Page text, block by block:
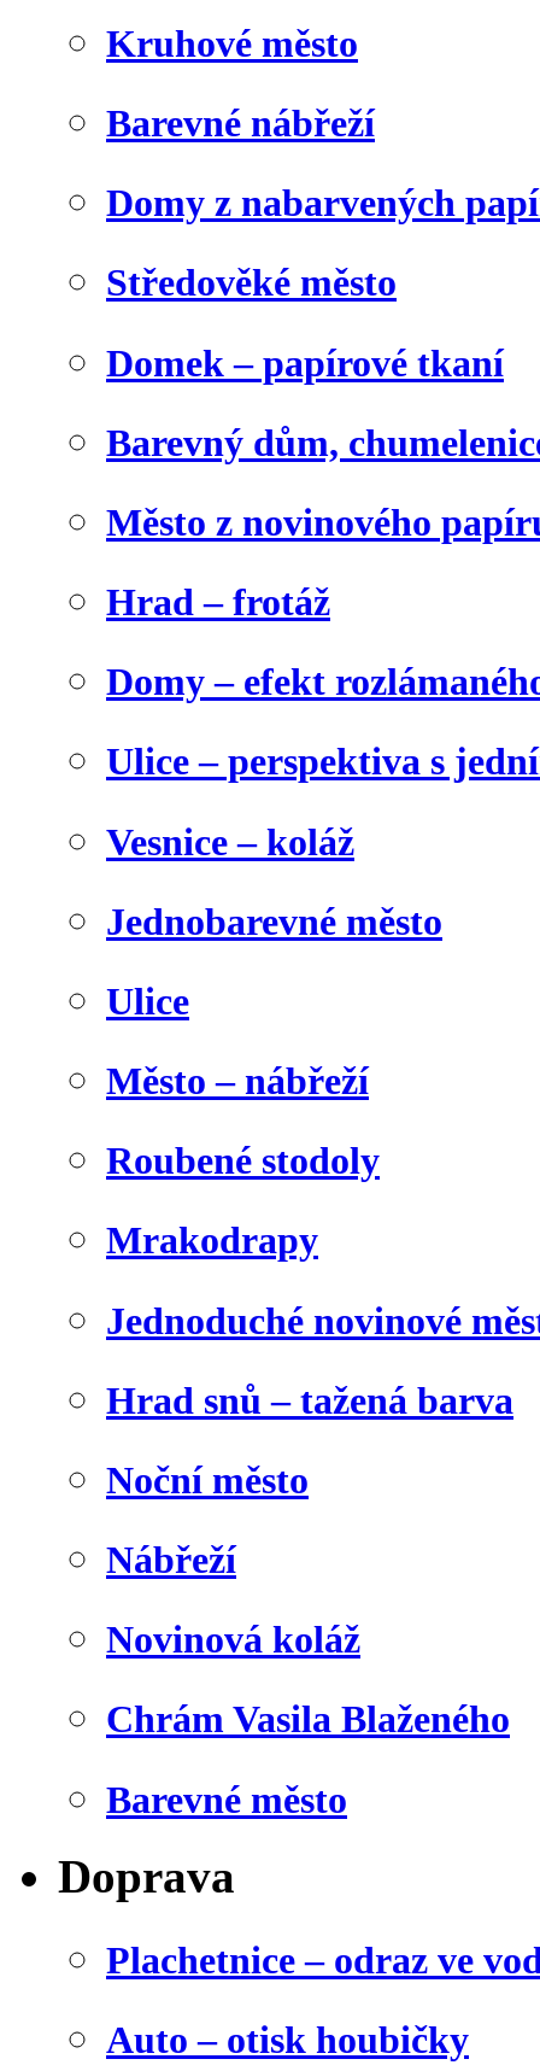
Kruhové město
Barevné nábřeží
Domy z nabarvených
Středověké město
Domek – papírové tkaní
Barevný dům,
Město z novinového
Hrad – frotáž
Domy – efekt
Ulice – perspektiva s
Vesnice – koláž
Jednobarevné město
Ulice
Město – nábřeží
Roubené stodoly
Mrakodrapy
Jednoduché novinové
Hrad snů – tažená barva
Noční město
Nábřeží
Novinová koláž
Chrám Vasila Blaženého
Barevné město
Doprava
Plachetnice – odraz ve
Auto – otisk houbičky